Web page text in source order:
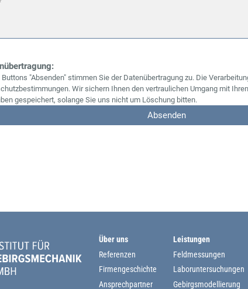
"Absenden" stimmen Sie der Datenübertragung zu. Die
Wir sichern Ihnen den vertraulichen Umgang mit
gespeichert, solange Sie uns nicht um Löschung bitten.
Absenden
Über uns
Referenzen
Firmengeschichte
Ansprechpartner
Leistungen
Feldmessungen
Laboruntersuchungen
Gebirgsmodellierung